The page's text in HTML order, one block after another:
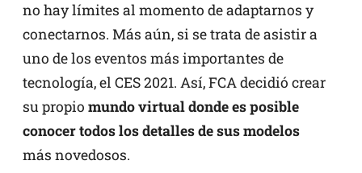
no hay límites al momento de adaptarnos y
conectarnos. Más aún, si se trata de asistir a
uno de los eventos más importantes de
tecnología, el CES 2021. Así, FCA decidió crear
su propio mundo virtual donde es posible
conocer todos los detalles de sus modelos
más novedosos.